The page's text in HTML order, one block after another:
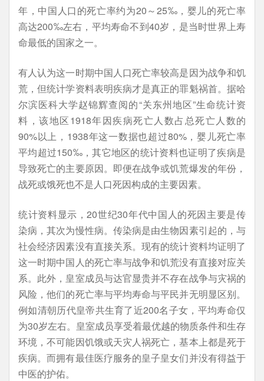
年，中国人口的死亡率约为20～25‰，婴儿的死亡率
高达200‰左右，平均寿命不到40岁，是当时世界上寿
命最低的国家之一。
有人认为这一时期中国人口死亡率较高是因为战争和饥
荒，但统计学资料表明疾病才是真正的罪魁祸首。据哈
尔滨医科大学赵锦辉查阅的“关东州地区”生命统计资
料，该地区1918年因疾病死亡人数占总死亡人数的
90%以上，1938年这一数据也超过80%，婴儿死亡率
平均超过150‰，其它地区的统计资料也证明了疾病是
导致死亡的主要原因。即便在战争或饥荒爆发的年份，
战死或饿死也不是人口死因构成的主要因素。
统计资料显示，20世纪30年代中国人的死因主要是传
染病，其次为慢性病。传染病是由生物因素引起的，与
社会经济因素没有直接关系。现有的统计资料均证明了
这一时期中国人的死亡率与战争和饥荒没有直接对应关
系。此外，皇室成员与达官显贵并不存在战争与灾祸的
风险，他们的死亡率与平均寿命与平民并无明显区别。
例如清朝历代皇帝共生育了近200名子女，平均寿命仅
为30岁左右。皇室成员享受着最优越的物质条件和生存
环境，不可能因饥饿或天灾人祸死亡，基本上都是死于
疾病。而拥有最佳医疗服务的皇子皇女们并没有得益于
中医的护佑。